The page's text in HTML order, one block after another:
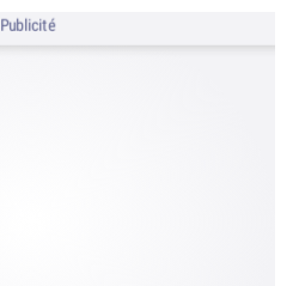
Publicité